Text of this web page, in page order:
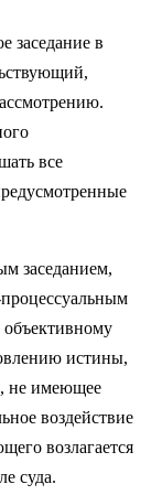
заседание в
все
заседанием,
истины,
не имеющее
воздействие
возлагается
суда.